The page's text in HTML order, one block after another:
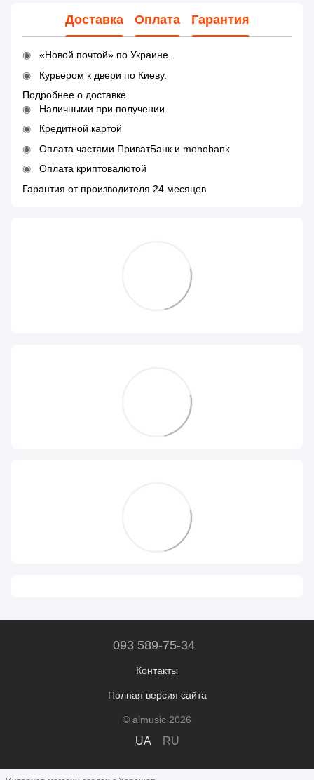
Доставка Оплата Гарантия
«Новой почтой» по Украине.
Курьером к двери по Киеву.
Подробнее о доставке
Наличными при получении
Кредитной картой
Оплата частями ПриватБанк и monobank
Оплата криптовалютой
Гарантия от производителя 24 месяцев
093 589-75-34
Контакты
Полная версия сайта
© aimusic 2026
UA RU